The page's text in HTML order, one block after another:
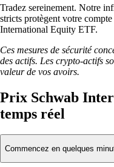
Tradez sereinement. Notre
stricts protègent votre
International Equity ETF.
Ces mesures de sécurité
des actifs. Les crypto-actifs
valeur de vos avoirs.
Prix Schwab
temps réel
Commencez en quelques